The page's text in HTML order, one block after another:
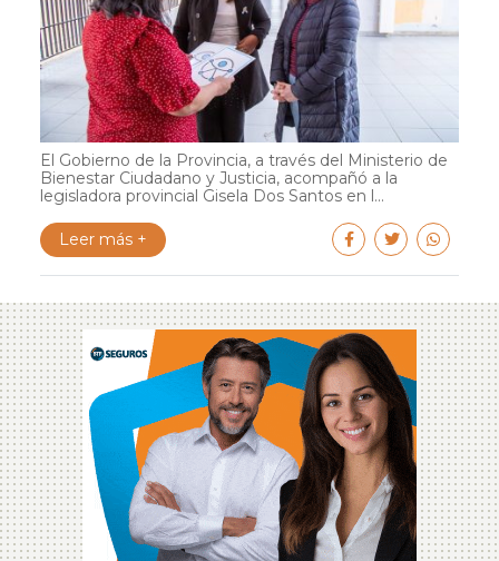
El Gobierno de la Provincia, a través del Ministerio de
Bienestar Ciudadano y Justicia, acompañó a la
legisladora provincial Gisela Dos Santos en l...
Leer más +